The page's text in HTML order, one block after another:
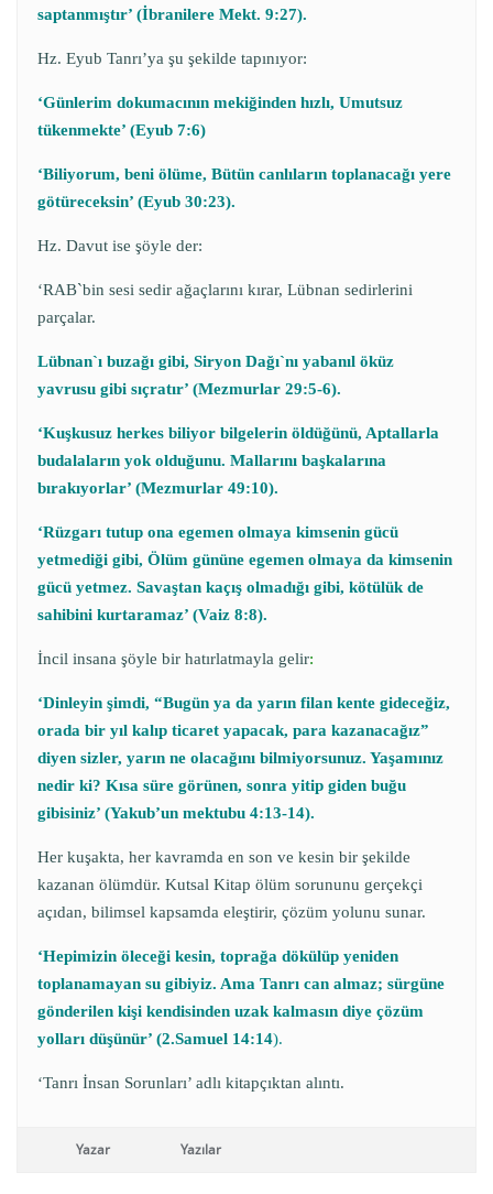
saptanmıştır’ (İbranilere Mekt. 9:27).
Hz. Eyub Tanrı’ya şu şekilde tapınıyor:
‘Günlerim dokumacının mekiğinden hızlı, Umutsuz
tükenmekte’ (Eyub 7:6)
‘Biliyorum, beni ölüme, Bütün canlıların toplanacağı yere
götüreceksin’ (Eyub 30:23).
Hz. Davut ise şöyle der:
‘RAB`bin sesi sedir ağaçlarını kırar, Lübnan sedirlerini
parçalar.
Lübnan`ı buzağı gibi, Siryon Dağı`nı yabanıl öküz
yavrusu gibi sıçratır’ (Mezmurlar 29:5-6).
‘Kuşkusuz herkes biliyor bilgelerin öldüğünü, Aptallarla
budalaların yok olduğunu. Mallarını başkalarına
bırakıyorlar’ (Mezmurlar 49:10).
‘Rüzgarı tutup ona egemen olmaya kimsenin gücü
yetmediği gibi, Ölüm gününe egemen olmaya da kimsenin
gücü yetmez. Savaştan kaçış olmadığı gibi, kötülük de
sahibini kurtaramaz’ (Vaiz 8:8).
İncil insana şöyle bir hatırlatmayla gelir:
‘Dinleyin şimdi, “Bugün ya da yarın filan kente gideceğiz,
orada bir yıl kalıp ticaret yapacak, para kazanacağız”
diyen sizler, yarın ne olacağını bilmiyorsunuz. Yaşamınız
nedir ki? Kısa süre görünen, sonra yitip giden buğu
gibisiniz’ (Yakub’un mektubu 4:13-14).
Her kuşakta, her kavramda en son ve kesin bir şekilde
kazanan ölümdür. Kutsal Kitap ölüm sorununu gerçekçi
açıdan, bilimsel kapsamda eleştirir, çözüm yolunu sunar.
‘Hepimizin öleceği kesin, toprağa dökülüp yeniden
toplanamayan su gibiyiz. Ama Tanrı can almaz; sürgüne
gönderilen kişi kendisinden uzak kalmasın diye çözüm
yolları düşünür’ (2.Samuel 14:14).
‘Tanrı İnsan Sorunları’ adlı kitapçıktan alıntı.
Yazar Yazılar